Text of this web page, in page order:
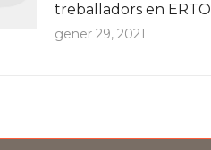
treballadors en ERTO
gener 29, 2021